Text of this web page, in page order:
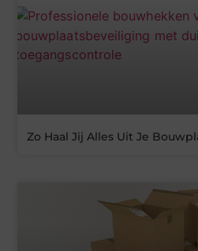
Zo Haal Jij Alles Uit Je